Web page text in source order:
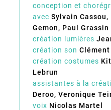
conception et
avec Sylvain
Gemon, Paul Grassin
création lumières
création son
création costumes
Lebrun
assistantes à la
Deroo, Veronique
voix Nicolas Martel